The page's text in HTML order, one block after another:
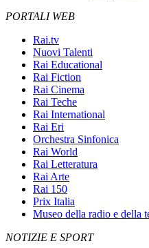
PORTALI WEB
Rai.tv
Nuovi Talenti
Rai Educational
Rai Fiction
Rai Cinema
Rai Teche
Rai International
Rai Eri
Orchestra Sinfonica
Rai World
Rai Letteratura
Rai Arte
Rai 150
Prix Italia
Museo della radio e della
NOTIZIE E SPORT